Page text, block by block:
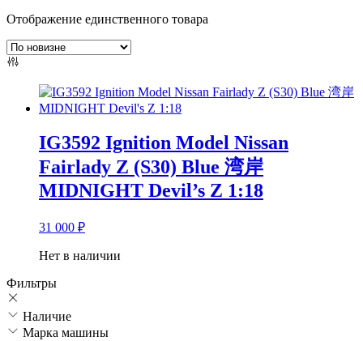
Отображение единственного товара
IG3592 Ignition Model Nissan
Fairlady Z (S30) Blue 湾岸
MIDNIGHT Devil’s Z 1:18
31 000 ₽
Нет в наличии
Фильтры
Наличие
Марка машины